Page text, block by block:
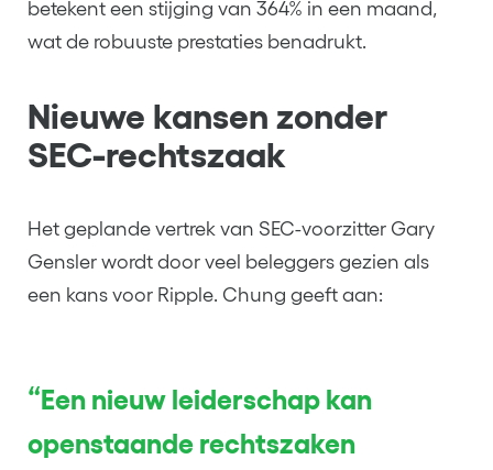
betekent een stijging van 364% in een maand,
wat de robuuste prestaties benadrukt.
Nieuwe kansen zonder
SEC-rechtszaak
Het geplande vertrek van SEC-voorzitter Gary
Gensler wordt door veel beleggers gezien als
een kans voor Ripple. Chung geeft aan:
“Een nieuw leiderschap kan
openstaande rechtszaken